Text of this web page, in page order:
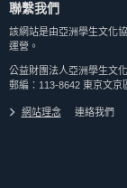
聯繫我們
該網站是由亞洲學生文化
運營。
公益財團法人亞洲學生文
郵編：113-8642 東京文京
網站理念 連絡我們